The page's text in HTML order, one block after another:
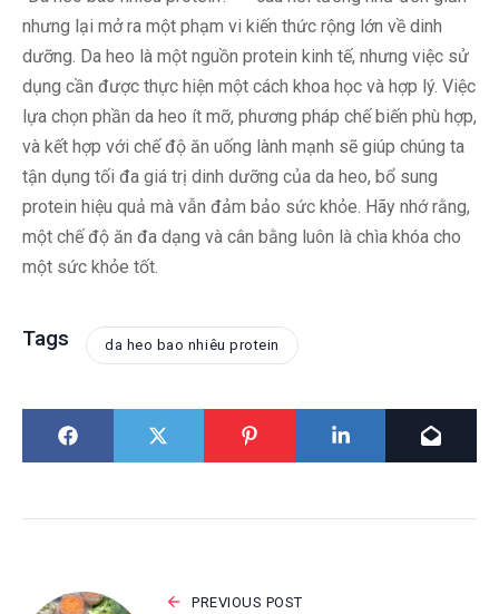
nhưng lại mở ra một phạm vi kiến thức rộng lớn về dinh
dưỡng. Da heo là một nguồn protein kinh tế, nhưng việc sử
dụng cần được thực hiện một cách khoa học và hợp lý. Việc
lựa chọn phần da heo ít mỡ, phương pháp chế biến phù hợp,
và kết hợp với chế độ ăn uống lành mạnh sẽ giúp chúng ta
tận dụng tối đa giá trị dinh dưỡng của da heo, bổ sung
protein hiệu quả mà vẫn đảm bảo sức khỏe. Hãy nhớ rằng,
một chế độ ăn đa dạng và cân bằng luôn là chìa khóa cho
một sức khỏe tốt.
Tags da heo bao nhiêu protein
PREVIOUS POST